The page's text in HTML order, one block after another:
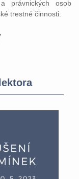
právnických osob
trestné činnosti.